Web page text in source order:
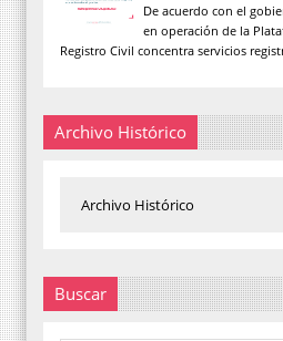
De acuerdo con el
en operación de la
Registro Civil concentra servicios
Archivo Histórico
Buscar